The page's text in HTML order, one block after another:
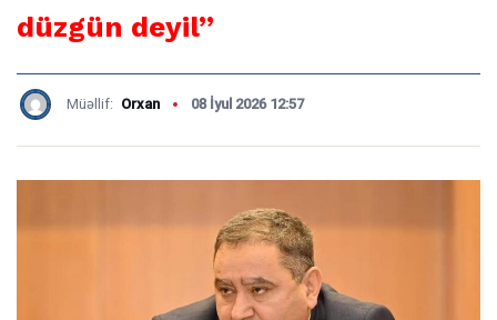
düzgün deyil”
Müəllif: Orxan 08 İyul 2026 12:57